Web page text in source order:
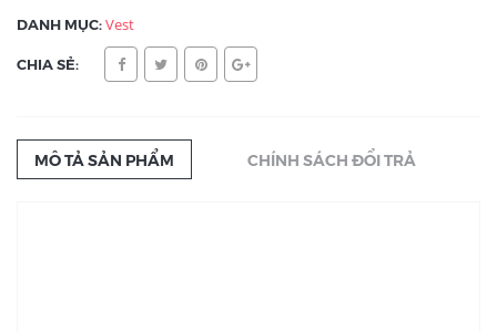
DANH MỤC:Vest
CHIA SẺ:
MÔ TẢ SẢN PHẨM CHÍNH SÁCH ĐỔI TRẢ